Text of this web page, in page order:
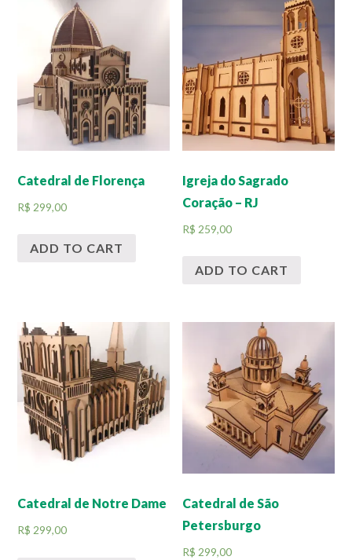
Catedral de Florença
R$ 299,00
ADD TO CART
Igreja do Sagrado
Coração – RJ
R$ 259,00
ADD TO CART
Catedral de Notre Dame
R$ 299,00
Catedral de São
Petersburgo
R$ 299,00